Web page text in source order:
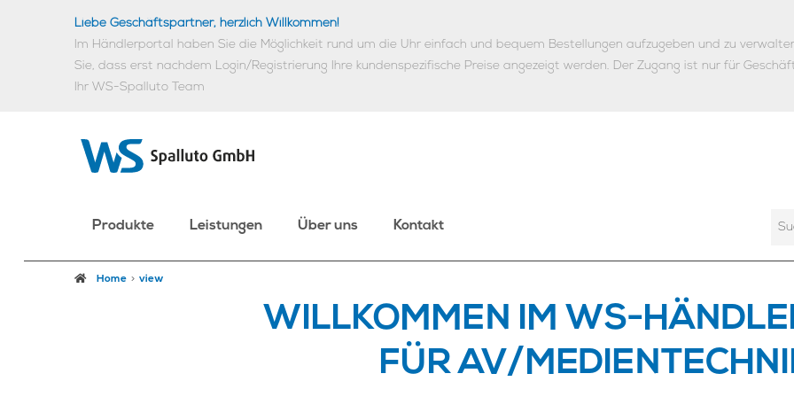
Liebe Geschäftspartner, herzlich Willkommen!
Im Händlerportal haben Sie die Möglichkeit rund um die Uhr einfach und bequem Bestellungen aufzugeben und zu
Sie, dass erst nachdem Login/Registrierung Ihre kundenspezifische Preise angezeigt werden. Der Zugang ist nur für
Ihr WS-Spalluto Team
Produkte Leistungen Über uns Kontakt
Home view
WILLKOMMEN IM WS-
FÜR AV/